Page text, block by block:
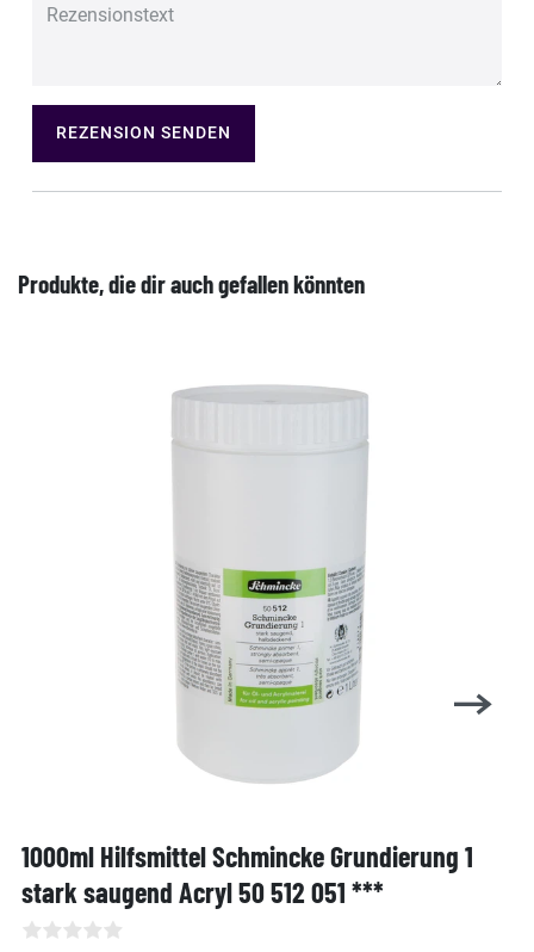
REZENSION SENDEN
Produkte, die dir auch gefallen könnten
1000ml Hilfsmittel Schmincke Grundierung 1
stark saugend Acryl 50 512 051 ***